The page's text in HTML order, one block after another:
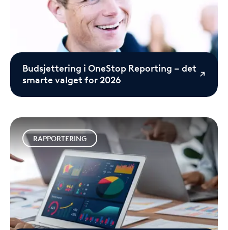
Budsjettering i OneStop Reporting – det
smarte valget for 2026
RAPPORTERING